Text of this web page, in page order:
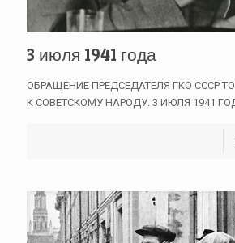
3 июля 1941 года
ОБРАЩЕНИЕ ПРЕДСЕДАТЕЛЯ ГКО СССР
К СОВЕТСКОМУ НАРОДУ. 3 ИЮЛЯ 1941